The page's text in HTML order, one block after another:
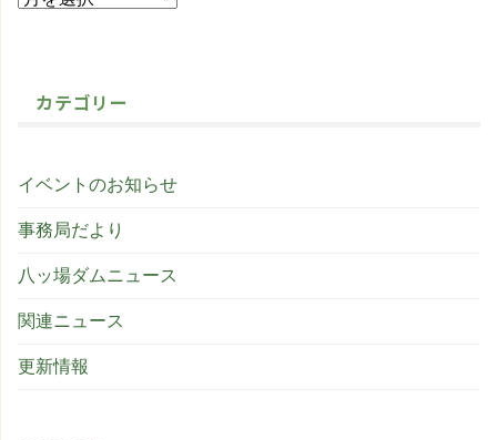
カテゴリー
イベントのお知らせ
事務局だより
八ッ場ダムニュース
関連ニュース
更新情報